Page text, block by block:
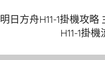
明日方舟H11-1掛機攻略
H11-1掛